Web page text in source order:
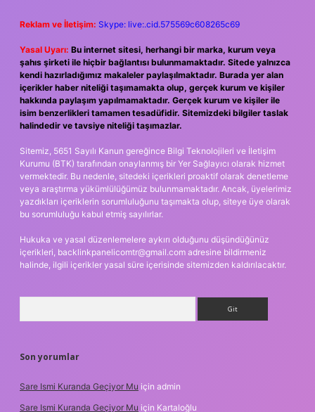
Reklam ve İletişim: Skype: live:.cid.575569c608265c69
Yasal Uyarı: Bu internet sitesi, herhangi bir marka, kurum veya
şahıs şirketi ile hiçbir bağlantısı bulunmamaktadır. Sitede yalnızca
kendi hazırladığımız makaleler paylaşılmaktadır. Burada yer alan
içerikler haber niteliği taşımamakta olup, gerçek kurum ve kişiler
hakkında paylaşım yapılmamaktadır. Gerçek kurum ve kişiler ile
isim benzerlikleri tamamen tesadüfidir. Sitemizdeki bilgiler taslak
halindedir ve tavsiye niteliği taşımazlar.
Sitemiz, 5651 Sayılı Kanun gereğince Bilgi Teknolojileri ve İletişim
Kurumu (BTK) tarafından onaylanmış bir Yer Sağlayıcı olarak hizmet
vermektedir. Bu nedenle, sitedeki içerikleri proaktif olarak denetleme
veya araştırma yükümlülüğümüz bulunmamaktadır. Ancak, üyelerimiz
yazdıkları içeriklerin sorumluluğunu taşımakta olup, siteye üye olarak
bu sorumluluğu kabul etmiş sayılırlar.
Hukuka ve yasal düzenlemelere aykırı olduğunu düşündüğünüz
içerikleri, backlinkpanelicomtr@gmail.com adresine bildirmeniz
halinde, ilgili içerikler yasal süre içerisinde sitemizden kaldırılacaktır.
Son yorumlar
Sare Ismi Kuranda Geçiyor Mu için admin
Sare Ismi Kuranda Geçiyor Mu için Kartaloğlu